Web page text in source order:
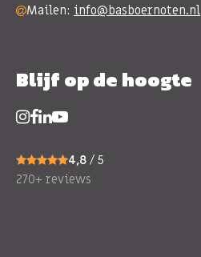
Mailen: info@basboernoten.nl
Blijf op de hoogte
4,8 / 5
270+ reviews